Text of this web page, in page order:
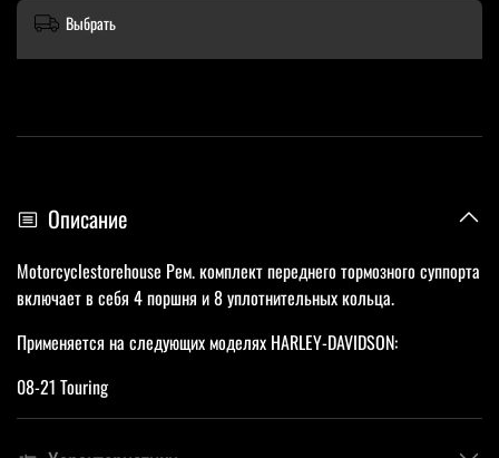
Выбрать
Описание
Motorcyclestorehouse Рем. комплект переднего тормозного суппорта
включает в себя 4 поршня и 8 уплотнительных кольца.
Применяется на следующих моделях HARLEY-DAVIDSON:
08-21 Touring